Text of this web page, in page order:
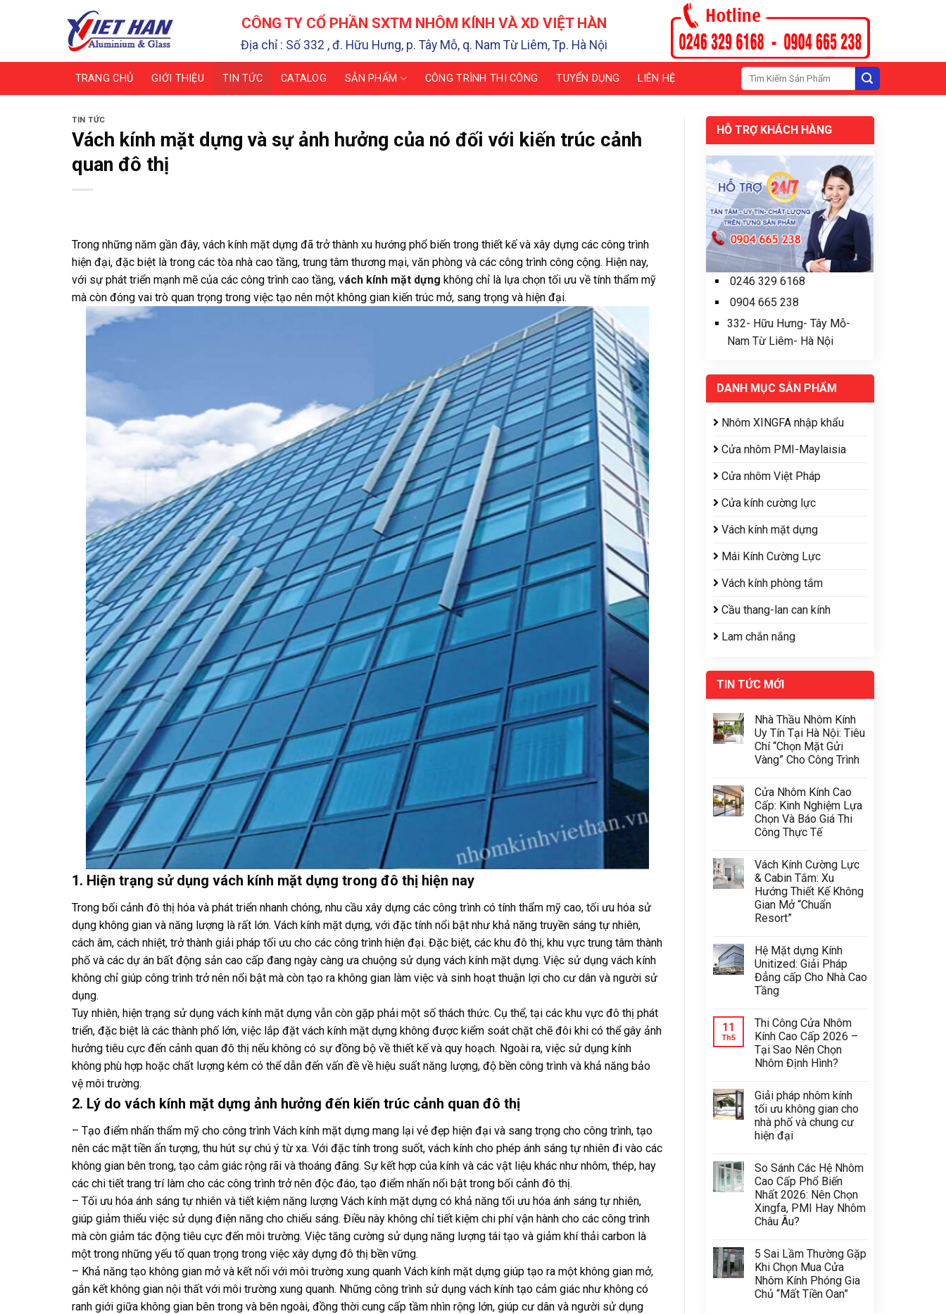
dung
CÔNG TY CỔ PHẦN SXTM NHÔM KÍNH VÀ XD VIỆT HÀN
Địa chỉ : Số 332 , đ. Hữu Hưng, p. Tây Mỗ, q. Nam Từ Liêm, Tp. Hà Nội
TRANG CHỦ GIỚI THIỆU TIN TỨC CATALOG SẢN PHẨM CÔNG TRÌNH THI CÔNG TUYỂN DỤNG LIÊN HỆ
Tìm
kiếm:
TIN TỨC
Vách kính mặt dựng và sự ảnh hưởng của nó đối với kiến trúc cảnh
quan đô thị
Trong những năm gần đây, vách kính mặt dựng đã trở thành xu hướng phổ biến trong thiết kế và xây dựng các công trình
hiện đại, đặc biệt là trong các tòa nhà cao tầng, trung tâm thương mại, văn phòng và các công trình công cộng. Hiện nay,
với sự phát triển mạnh mẽ của các công trình cao tầng, vách kính mặt dựng không chỉ là lựa chọn tối ưu về tính thẩm mỹ
mà còn đóng vai trò quan trọng trong việc tạo nên một không gian kiến trúc mở, sang trọng và hiện đại.
1. Hiện trạng sử dụng vách kính mặt dựng trong đô thị hiện nay
Trong bối cảnh đô thị hóa và phát triển nhanh chóng, nhu cầu xây dựng các công trình có tính thẩm mỹ cao, tối ưu hóa sử
dụng không gian và năng lượng là rất lớn. Vách kính mặt dựng, với đặc tính nổi bật như khả năng truyền sáng tự nhiên,
cách âm, cách nhiệt, trở thành giải pháp tối ưu cho các công trình hiện đại. Đặc biệt, các khu đô thị, khu vực trung tâm thành
phố và các dự án bất động sản cao cấp đang ngày càng ưa chuộng sử dụng vách kính mặt dựng. Việc sử dụng vách kính
không chỉ giúp công trình trở nên nổi bật mà còn tạo ra không gian làm việc và sinh hoạt thuận lợi cho cư dân và người sử
dụng.
Tuy nhiên, hiện trạng sử dụng vách kính mặt dựng vẫn còn gặp phải một số thách thức. Cụ thể, tại các khu vực đô thị phát
triển, đặc biệt là các thành phố lớn, việc lắp đặt vách kính mặt dựng không được kiểm soát chặt chẽ đôi khi có thể gây ảnh
hưởng tiêu cực đến cảnh quan đô thị nếu không có sự đồng bộ về thiết kế và quy hoạch. Ngoài ra, việc sử dụng kính
không phù hợp hoặc chất lượng kém có thể dẫn đến vấn đề về hiệu suất năng lượng, độ bền công trình và khả năng bảo
vệ môi trường.
2. Lý do vách kính mặt dựng ảnh hưởng đến kiến trúc cảnh quan đô thị
– Tạo điểm nhấn thẩm mỹ cho công trình Vách kính mặt dựng mang lại vẻ đẹp hiện đại và sang trọng cho công trình, tạo
nên các mặt tiền ấn tượng, thu hút sự chú ý từ xa. Với đặc tính trong suốt, vách kính cho phép ánh sáng tự nhiên đi vào các
không gian bên trong, tạo cảm giác rộng rãi và thoáng đãng. Sự kết hợp của kính và các vật liệu khác như nhôm, thép, hay
các chi tiết trang trí làm cho các công trình trở nên độc đáo, tạo điểm nhấn nổi bật trong bối cảnh đô thị.
– Tối ưu hóa ánh sáng tự nhiên và tiết kiệm năng lượng Vách kính mặt dựng có khả năng tối ưu hóa ánh sáng tự nhiên,
giúp giảm thiểu việc sử dụng điện năng cho chiếu sáng. Điều này không chỉ tiết kiệm chi phí vận hành cho các công trình
mà còn giảm tác động tiêu cực đến môi trường. Việc tăng cường sử dụng năng lượng tái tạo và giảm khí thải carbon là
một trong những yếu tố quan trọng trong việc xây dựng đô thị bền vững.
– Khả năng tạo không gian mở và kết nối với môi trường xung quanh Vách kính mặt dựng giúp tạo ra một không gian mở,
gắn kết không gian nội thất với môi trường xung quanh. Những công trình sử dụng vách kính tạo cảm giác như không có
ranh giới giữa không gian bên trong và bên ngoài, đồng thời cung cấp tầm nhìn rộng lớn, giúp cư dân và người sử dụng
HỖ TRỢ KHÁCH HÀNG
0246 329 6168
0904 665 238
332- Hữu Hưng- Tây Mỗ-
Nam Từ Liêm- Hà Nội
DANH MỤC SẢN PHẨM
Nhôm XINGFA nhập khẩu
Cửa nhôm PMI-Maylaisia
Cửa nhôm Việt Pháp
Cửa kính cường lực
Vách kính mặt dựng
Mái Kính Cường Lực
Vách kính phòng tắm
Cầu thang-lan can kính
Lam chắn nắng
TIN TỨC MỚI
Nhà Thầu Nhôm Kính
Uy Tín Tại Hà Nội: Tiêu
Chí “Chọn Mặt Gửi
Vàng” Cho Công Trình
Cửa Nhôm Kính Cao
Cấp: Kinh Nghiệm Lựa
Chọn Và Báo Giá Thi
Công Thực Tế
Vách Kính Cường Lực
& Cabin Tắm: Xu
Hướng Thiết Kế Không
Gian Mở “Chuẩn
Resort”
Hệ Mặt dựng Kính
Unitized: Giải Pháp
Đẳng cấp Cho Nhà Cao
Tầng
11
Th5
Thi Công Cửa Nhôm
Kính Cao Cấp 2026 –
Tại Sao Nên Chọn
Nhôm Định Hình?
Giải pháp nhôm kính
tối ưu không gian cho
nhà phố và chung cư
hiện đại
So Sánh Các Hệ Nhôm
Cao Cấp Phổ Biến
Nhất 2026: Nên Chọn
Xingfa, PMI Hay Nhôm
Châu Âu?
5 Sai Lầm Thường Gặp
Khi Chọn Mua Cửa
Nhôm Kính Phóng Gia
Chủ “Mất Tiền Oan”